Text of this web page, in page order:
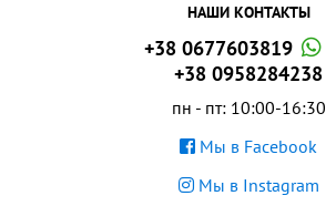
НАШИ КОНТАКТЫ
+38 0677603819
+38 0958284238
пн - пт: 10:00-16:30
Мы в Facebook
Мы в Instagram